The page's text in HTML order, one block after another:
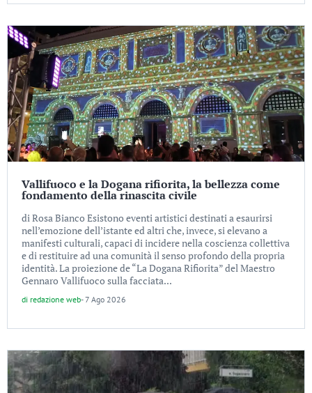
Vallifuoco e la Dogana rifiorita, la bellezza come
fondamento della rinascita civile
di Rosa Bianco Esistono eventi artistici destinati a esaurirsi
nell’emozione dell’istante ed altri che, invece, si elevano a
manifesti culturali, capaci di incidere nella coscienza collettiva
e di restituire ad una comunità il senso profondo della propria
identità. La proiezione de “La Dogana Rifiorita” del Maestro
Gennaro Vallifuoco sulla facciata...
di redazione web-7 Ago 2026